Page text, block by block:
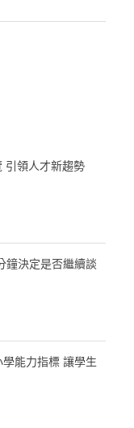
引領人才新趨勢
鐘決定是否繼續談
能力指標 讓學生